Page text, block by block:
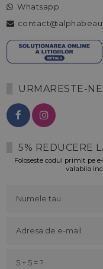
Whatsapp
URMARESTE-NE
5% REDUCERE
Foloseste codul primit pe
valabila